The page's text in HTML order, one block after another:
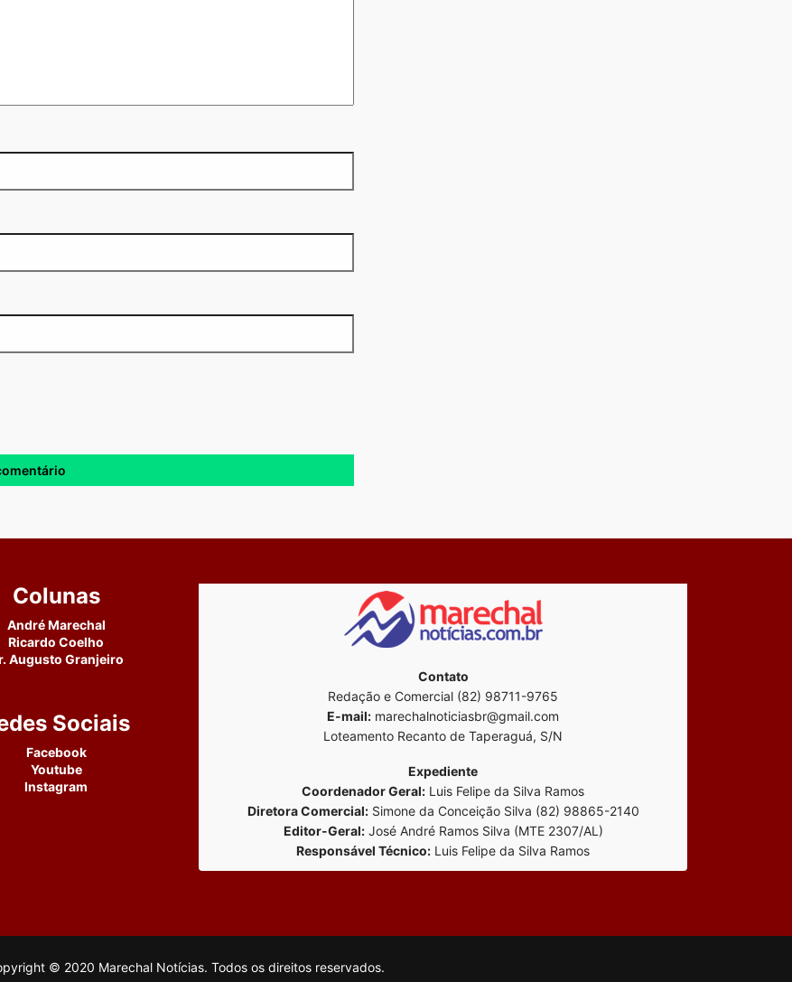
Colunas
André Marechal
Ricardo Coelho
Augusto Granjeiro
Sociais
Facebook
Youtube
Instagram
Contato
Redação e Comercial (82) 98711-9765
E-mail: marechalnoticiasbr@gmail.com
Loteamento Recanto de Taperaguá, S/N
Expediente
Coordenador Geral: Luis Felipe da Silva Ramos
Diretora Comercial:Simone da Conceição Silva (82) 98865-2140
Editor-Geral:José André Ramos Silva (MTE 2307/AL)
Responsável Técnico: Luis Felipe da Silva Ramos
© 2020 Marechal Notícias. Todos os direitos reservados.